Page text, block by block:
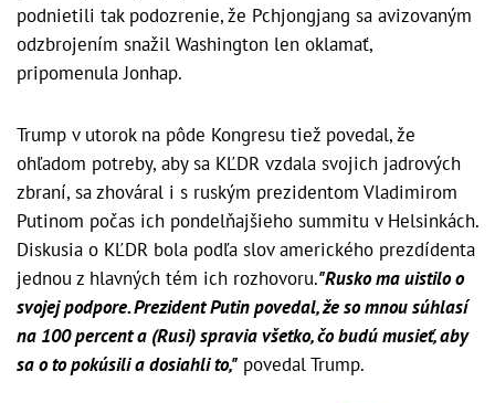
podnietili tak podozrenie, že Pchjongjang sa avizovaným
odzbrojením snažil Washington len oklamať,
pripomenula Jonhap.
Trump v utorok na pôde Kongresu tiež povedal, že
ohľadom potreby, aby sa KĽDR vzdala svojich jadrových
zbraní, sa zhováral i s ruským prezidentom Vladimirom
Putinom počas ich pondelňajšieho summitu v Helsinkách.
Diskusia o KĽDR bola podľa slov amerického prezdídenta
jednou z hlavných tém ich rozhovoru."Rusko ma uistilo o
svojej podpore. Prezident Putin povedal, že so mnou súhlasí
na 100 percent a (Rusi) spravia všetko, čo budú musieť, aby
sa o to pokúsili a dosiahli to," povedal Trump.